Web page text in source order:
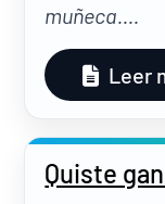
muñeca....
Leer
Quiste